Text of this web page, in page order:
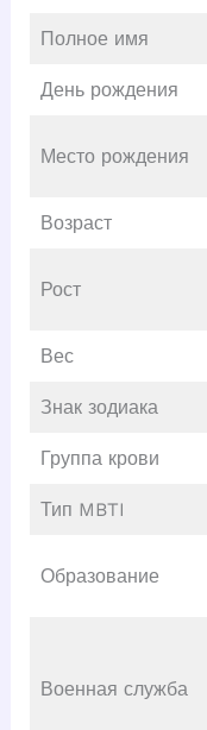
Полное имя
День рождения
Место рождения
Возраст
Рост
Вес
Знак зодиака
Группа крови
Тип MBTI
Образование
Военная служба